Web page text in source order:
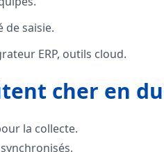
de saisie.
ERP, outils cloud.
cher en
la collecte.